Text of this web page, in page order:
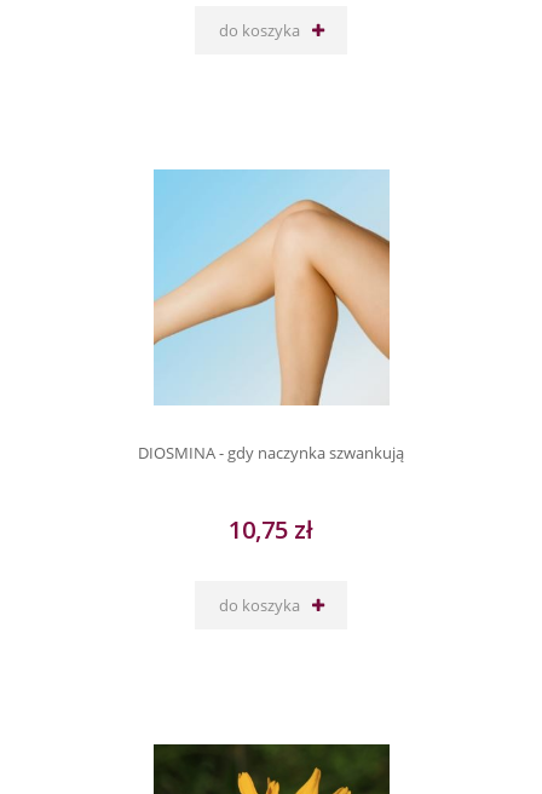
do koszyka
DIOSMINA - gdy naczynka szwankują
10,75 zł
do koszyka